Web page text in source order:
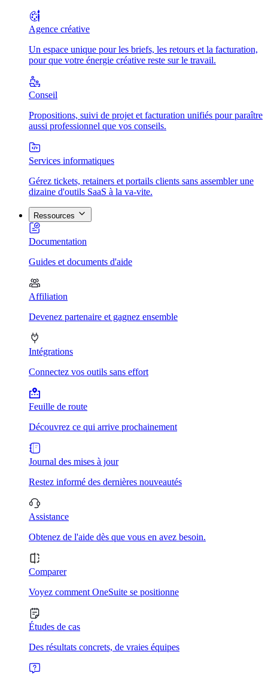
Agence créative
Un espace unique pour les briefs, les retours et la facturation,
pour que votre énergie créative reste sur le travail.
Conseil
Propositions, suivi de projet et facturation unifiés pour paraître
aussi professionnel que vos conseils.
Services informatiques
Gérez tickets, retainers et portails clients sans assembler une
dizaine d'outils SaaS à la va-vite.
Ressources
Documentation
Guides et documents d'aide
Affiliation
Devenez partenaire et gagnez ensemble
Intégrations
Connectez vos outils sans effort
Feuille de route
Découvrez ce qui arrive prochainement
Journal des mises à jour
Restez informé des dernières nouveautés
Assistance
Obtenez de l'aide dès que vous en avez besoin.
Comparer
Voyez comment OneSuite se positionne
Études de cas
Des résultats concrets, de vraies équipes